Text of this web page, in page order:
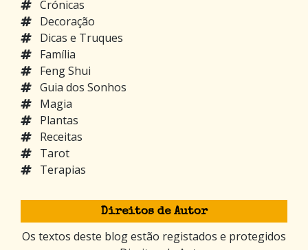
Crónicas
Decoração
Dicas e Truques
Família
Feng Shui
Guia dos Sonhos
Magia
Plantas
Receitas
Tarot
Terapias
Direitos de Autor
Os textos deste blog estão registados e protegidos